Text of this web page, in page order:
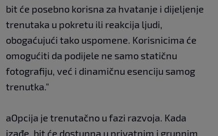
bit će posebno korisna za hvatanje i dijeljenje
trenutaka u pokretu ili reakcija ljudi,
obogaćujući tako uspomene. Korisnicima će
omogućiti da podijele ne samo statičnu
fotografiju, već i dinamičnu esenciju samog
trenutka."
aOpcija je trenutačno u fazi razvoja. Kada
izađe, bit će dostupna u privatnim i grupnim